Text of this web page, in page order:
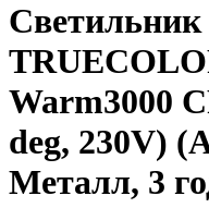
Warm3000
deg, 230V)
Металл, 3